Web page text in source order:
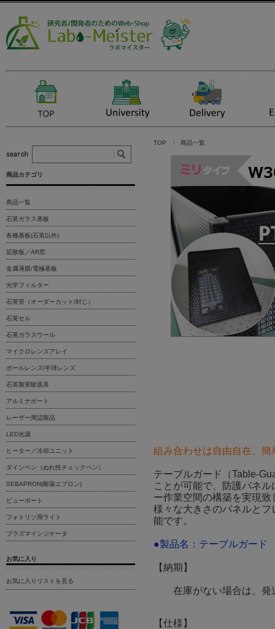
TOP 商品一覧
組み合わせは自由自在、
テーブルガード（Table-
ことが可能で、防護パネ
ー作業空間の構築を実現致
様々な大きさのパネルと
能です。
●製品名：テーブルガー
【納期】
在庫がない場合は、発
【仕様】
商品カテゴリ
商品一覧
石英ガラス基板
各種基板(石英以外)
拡散板／AR窓
金属薄膜/電極基板
光学フィルター
石英管（オーダーカット/封じ）
石英セル
石英ガラスウール
マイクロレンズアレイ
ボールレンズ/半球レンズ
石英製実験器具
アルミナボート
レーザー周辺製品
LED光源
ヒーター／冷却ユニット
ダインペン（ぬれ性チェックペン）
SEBAPRON(耐薬エプロン)
ビューポート
フォトリソ用ライト
プラズマインジケータ
お気に入り
お気に入りリストを見る